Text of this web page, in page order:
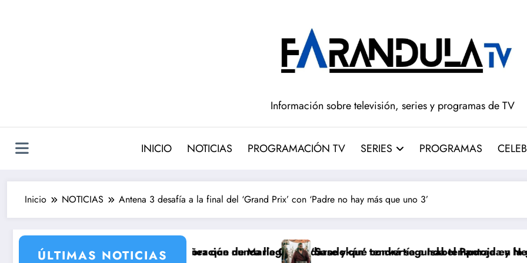
Información sobre televisión, series y programas de TV
INICIO NOTICIAS PROGRAMACIÓN TV SERIES PROGRAMAS
Inicio NOTICIAS Antena 3 desafía a la final del ‘Grand Prix’ con ‘Padre no hay más que uno 3’
ÚLTIMAS NOTICIAS
2 con la incorporación de María Castro
Carmina Ordóñez que nunca llegó a rodarse y que convertía a Isabel Pantoja en la gran antagonista
‘Sandokán’ tendrá segunda temporada y Netflix cambia el futuro
Pepón y Edu